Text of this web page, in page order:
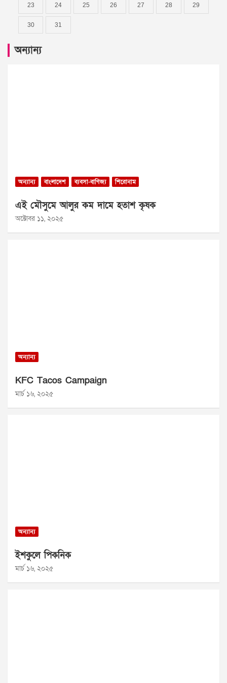
23 24 25 26 27 28 29
30 31
অন্যান্য
অন্যান্য বাংলাদেশ ব্যবসা-বাণিজ্য শিরোনাম
এই মৌসুমে আলুর কম দামে হতাশ কৃষক
অক্টোবর ১১, ২০২৫
অন্যান্য
KFC Tacos Campaign
মার্চ ১৬, ২০২৫
অন্যান্য
ইশকুলে পিকনিক
মার্চ ১৬, ২০২৫